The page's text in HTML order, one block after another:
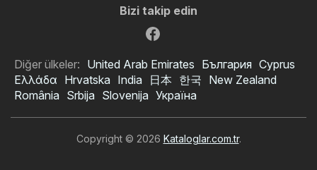
Bizi takip edin
Diğer ülkeler: United Arab Emirates България Cyprus
Ελλάδα Hrvatska India 日本 한국 New Zealand
România Srbija Slovenija Україна
Copyright © 2026 Kataloglar.com.tr.